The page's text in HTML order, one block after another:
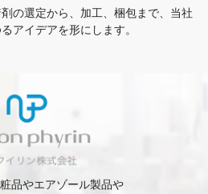
の選定から、加工、梱包まで、当社
アイデアを形にします。
品やエアゾール製品や